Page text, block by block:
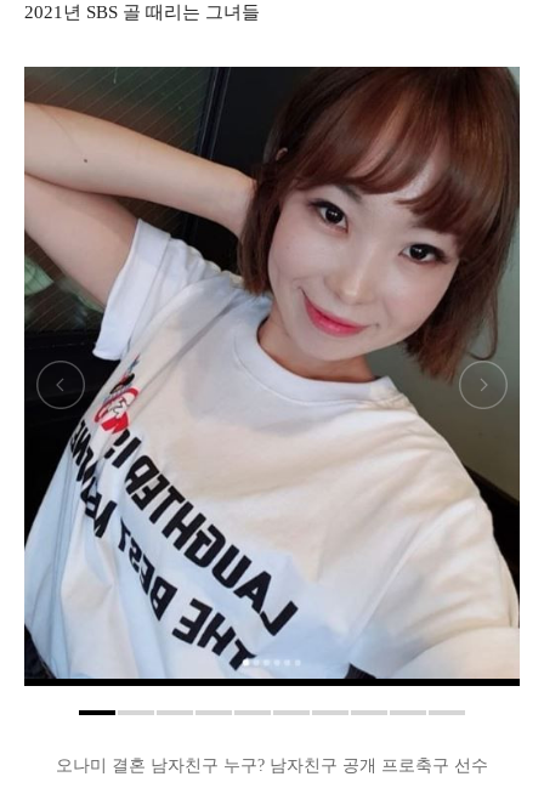
2021년 SBS 골 때리는 그녀들
오나미 결혼 남자친구 누구? 남자친구 공개 프로축구 선수